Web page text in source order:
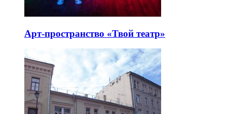
Арт-пространство «Твой театр»